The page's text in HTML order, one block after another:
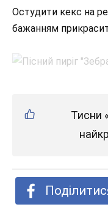
Остудити кекс на
бажанням
Тисни